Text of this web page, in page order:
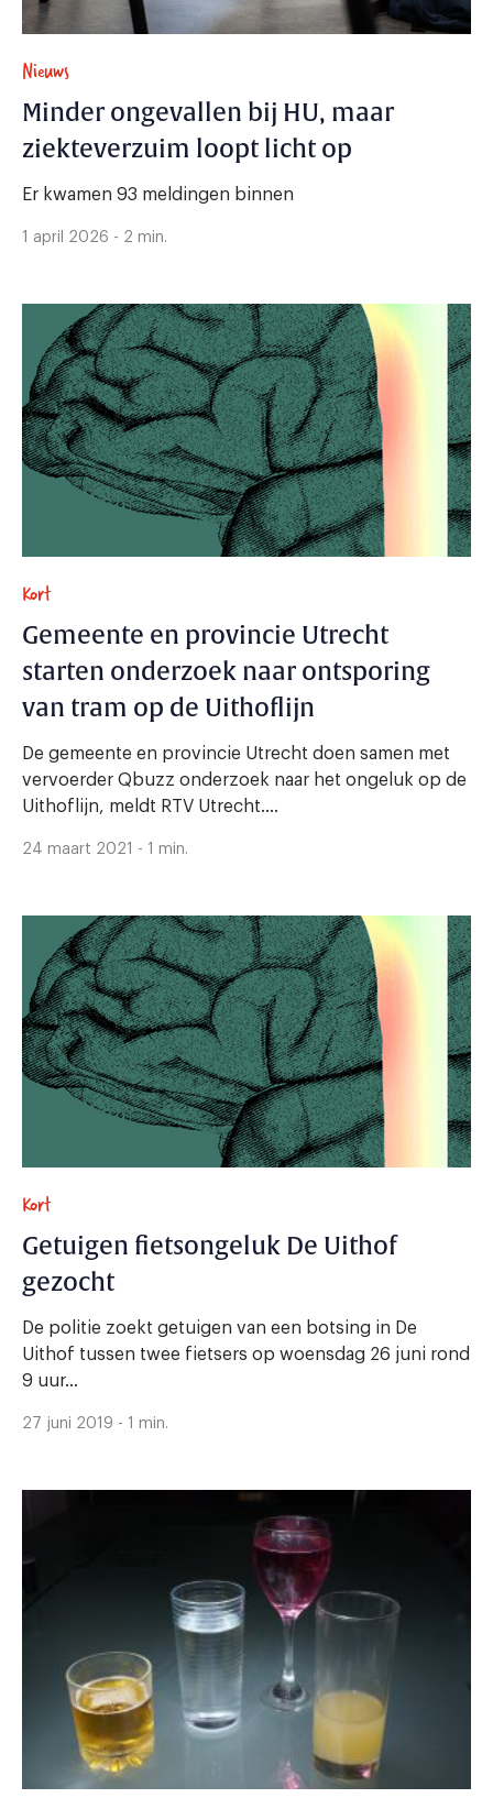
Nieuws
Minder ongevallen bij HU, maar
ziekteverzuim loopt licht op
Er kwamen 93 meldingen binnen
1 april 2026 - 2 min.
Kort
Gemeente en provincie Utrecht
starten onderzoek naar ontsporing
van tram op de Uithoflijn
De gemeente en provincie Utrecht doen samen met
vervoerder Qbuzz onderzoek naar het ongeluk op de
Uithoflijn, meldt RTV Utrecht....
24 maart 2021 - 1 min.
Kort
Getuigen fietsongeluk De Uithof
gezocht
De politie zoekt getuigen van een botsing in De
Uithof tussen twee fietsers op woensdag 26 juni rond
9 uur...
27 juni 2019 - 1 min.